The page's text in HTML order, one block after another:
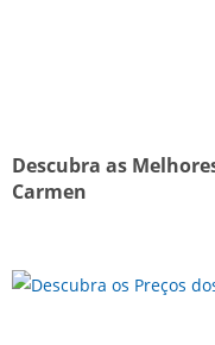
Descubra as
Carmen